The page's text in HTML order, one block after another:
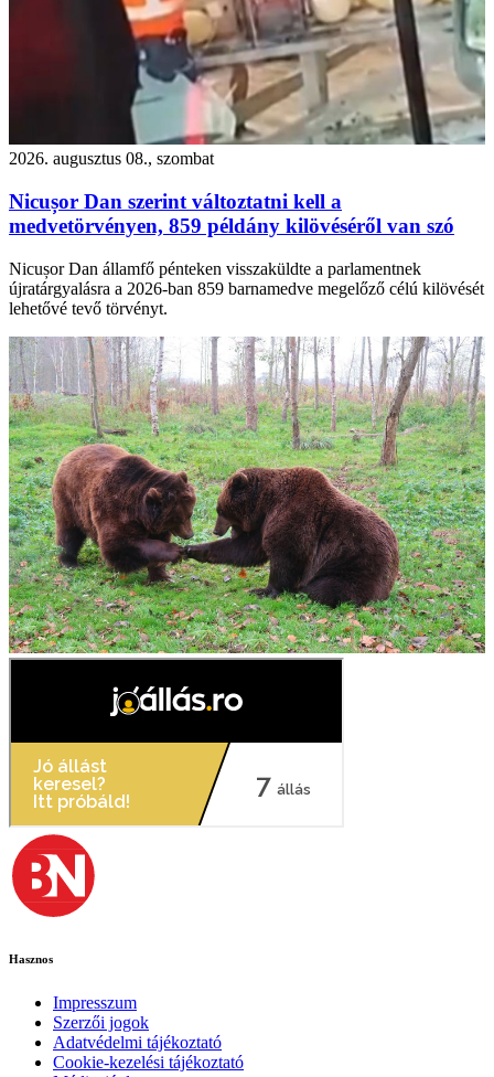
2026. augusztus 08., szombat
Nicușor Dan szerint változtatni kell a
medvetörvényen, 859 példány kilövéséről van szó
Nicușor Dan államfő pénteken visszaküldte a parlamentnek
újratárgyalásra a 2026-ban 859 barnamedve megelőző célú kilövését
lehetővé tevő törvényt.
Hasznos
Impresszum
Szerzői jogok
Adatvédelmi tájékoztató
Cookie-kezelési tájékoztató